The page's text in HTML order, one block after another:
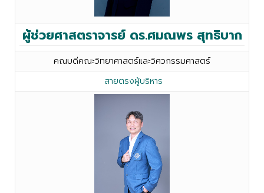
ผู้ช่วยศาสตราจารย์ ดร.ศมณพร สุทธิบาก
คณบดีคณะวิทยาศาสตร์และวิศวกรรมศาสตร์
สายตรงผู้บริหาร